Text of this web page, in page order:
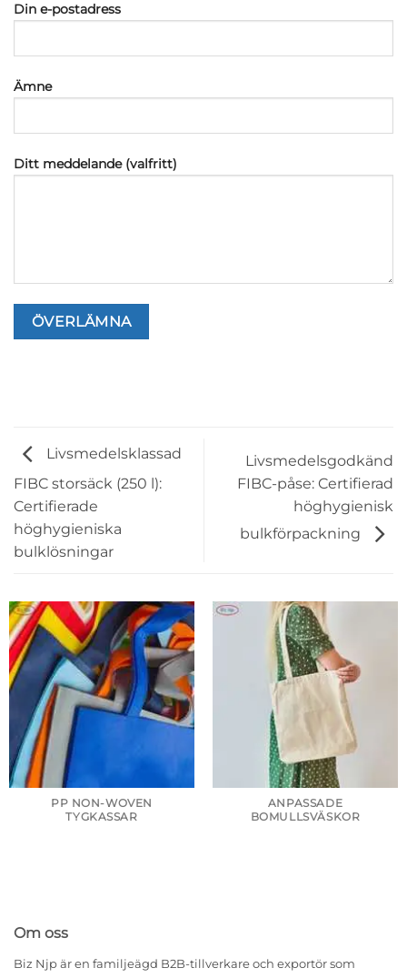
Din e-postadress
Ämne
Ditt meddelande (valfritt)
Livsmedelsklassad
FIBC storsäck (250 l):
Certifierade
höghygieniska
bulklösningar
Livsmedelsgodkänd
FIBC-påse: Certifierad
höghygienisk
bulkförpackning
PP NON-WOVEN
TYGKASSAR
ANPASSADE
BOMULLSVÄSKOR
Om oss
Biz Njp är en familjeägd B2B-tillverkare och exportör som